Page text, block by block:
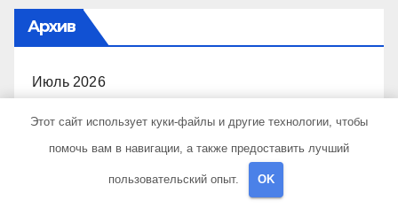
Архив
Июль 2026
Июнь 2026
Этот сайт использует куки-файлы и другие технологии, чтобы
помочь вам в навигации, а также предоставить лучший
пользовательский опыт. OK